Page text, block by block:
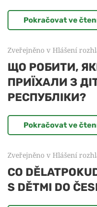
Pokračovat ve
Zveřejněno v Hlášení
ЩО РОБИТИ,
ПРИЇХАЛИ З
РЕСПУБЛІКИ?
Pokračovat ve
Zveřejněno v Hlášení
CO
S DĚTMI DO